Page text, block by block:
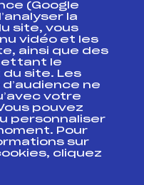
fédéral
Suivi
(Google
la
site, vous
vidéo et les
ainsi que des
le
site. Les
ne
votre
pouvez
personnaliser
Pour
sur
cliquez